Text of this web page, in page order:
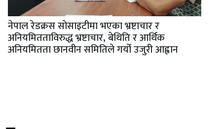
नेपाल रेडक्रस सोसाइटीमा भएका भ्रष्टाचार र
अनियमितताविरुद्ध भ्रष्टाचार, बेथिति र आर्थिक
अनियमितता छानवीन समितिले गर्यो उजुरी आह्वान